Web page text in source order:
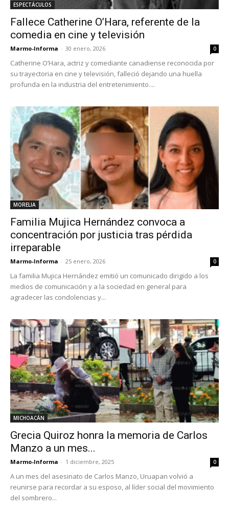
ESPECTÁCULOS
Fallece Catherine O’Hara, referente de la
comedia en cine y televisión
Marmo-Informa - 30 enero, 2026 0
Catherine O’Hara, actriz y comediante canadiense reconocida por
su trayectoria en cine y televisión, falleció dejando una huella
profunda en la industria del entretenimiento....
MORELIA
Familia Mujica Hernández convoca a
concentración por justicia tras pérdida
irreparable
Marmo-Informa - 25 enero, 2026 0
La familia Mujica Hernández emitió un comunicado dirigido a los
medios de comunicación y a la sociedad en general para
agradecer las condolencias y...
MICHOACÁN
Grecia Quiroz honra la memoria de Carlos
Manzo a un mes...
Marmo-Informa - 1 diciembre, 2025 0
A un mes del asesinato de Carlos Manzo, Uruapan volvió a
reunirse para recordar a su esposo, al líder social del movimiento
del sombrero...